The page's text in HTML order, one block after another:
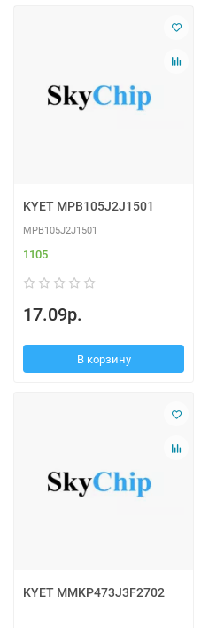
KYET MPB105J2J1501
MPB105J2J1501
1105
17.09р.
В корзину
KYET MMKP473J3F2702